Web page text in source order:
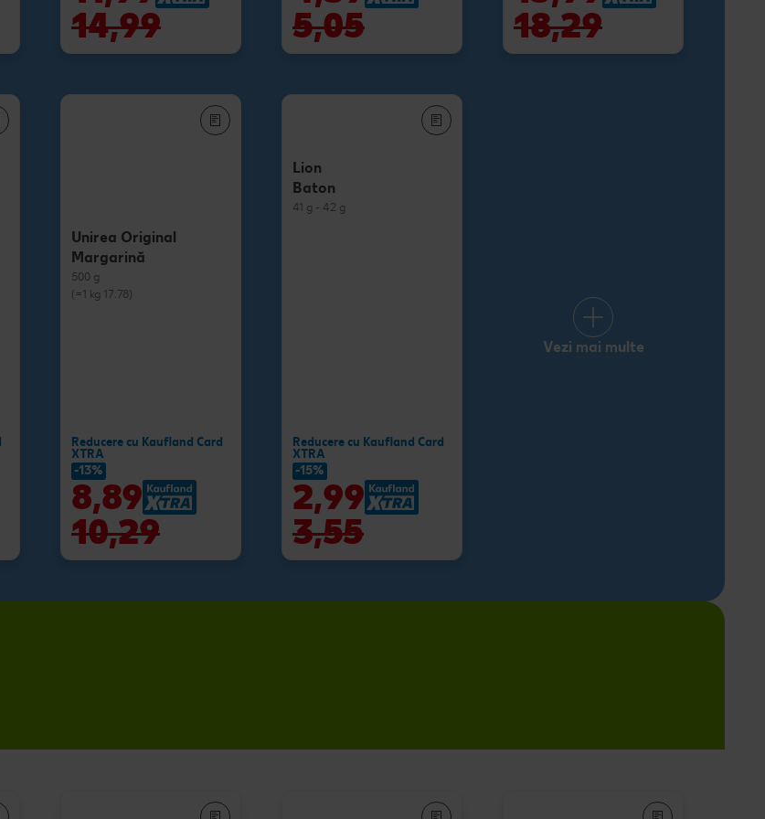
14,99
5,05
18,29
Unirea Original
Margarină
500 g
(=1 kg 17.78)
Reducere cu Kaufland Card
XTRA
-13%
8,89
10,29
Lion
Baton
41 g - 42 g
Reducere cu Kaufland Card
XTRA
-15%
2,99
3,55
Vezi mai multe